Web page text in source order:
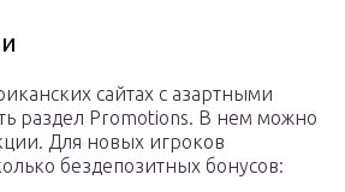
сайтах с азартными
раздел Promotions. В нем можно
Для новых игроков
бездепозитных бонусов: